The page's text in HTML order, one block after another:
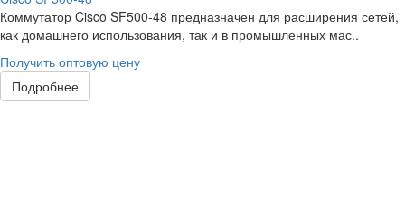
Коммутатор Cisco SF500-48 предназначен для расширения сетей,
как домашнего использования, так и в промышленных мас..
Получить оптовую цену
Подробнее